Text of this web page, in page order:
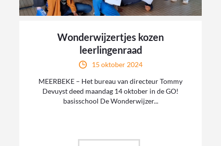
Wonderwijzertjes kozen
leerlingenraad
15 oktober 2024
MEERBEKE – Het bureau van directeur Tommy
Devuyst deed maandag 14 oktober in de GO!
basisschool De Wonderwijzer...